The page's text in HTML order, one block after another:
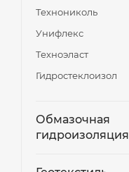
Технониколь
Унифлекс
Техноэласт
Гидростеклоизол
Обмазочная
гидроизоляция